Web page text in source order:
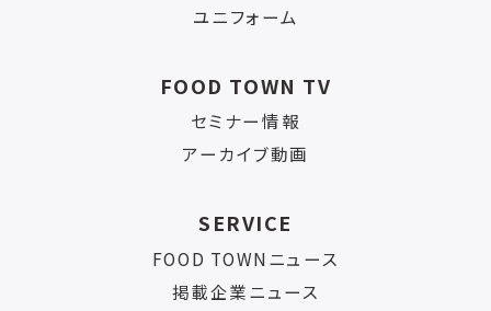
ユニフォーム
FOOD TOWN TV
セミナー情報
アーカイブ動画
SERVICE
FOOD TOWNニュース
掲載企業ニュース